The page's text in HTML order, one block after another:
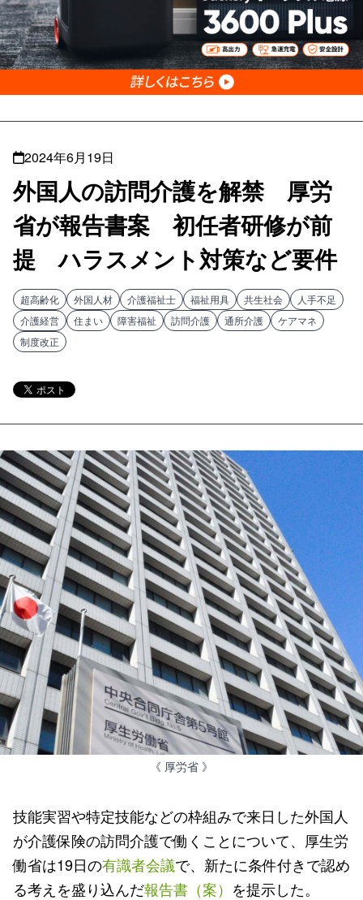
2024年6月19日
外国人の訪問介護を解禁 厚労
省が報告書案 初任者研修が前
提 ハラスメント対策など要件
超高齢化 外国人材 介護福祉士 福祉用具 共生社会
人手不足
介護経営
住まい 障害福祉 訪問介護 通所介護
ケアマネ
制度改正
《 厚労省 》
技能実習や特定技能などの枠組みで来日した外国人
が介護保険の訪問介護で働くことについて、厚生労
働省は19日の有識者会議で、新たに条件付きで認め
る考えを盛り込んだ報告書（案） を提示した。